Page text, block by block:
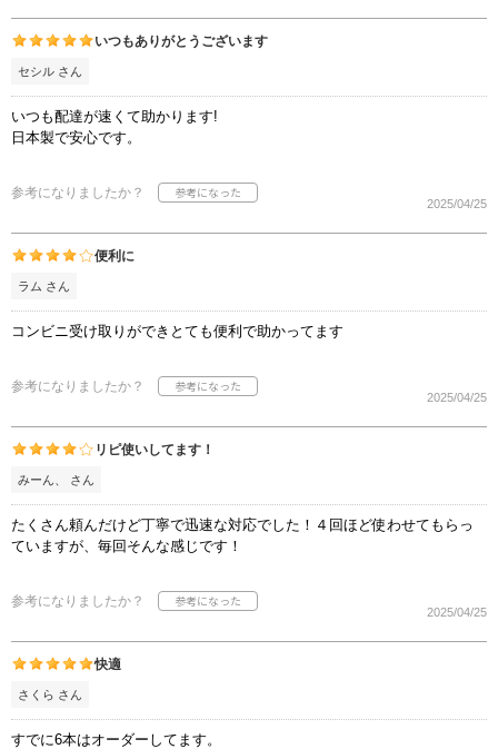
いつもありがとうございます
セシル さん
いつも配達が速くて助かります!
日本製で安心です。
参考になりましたか？
2025/04/25
便利に
ラム さん
コンビニ受け取りができとても便利で助かってます
参考になりましたか？
2025/04/25
リピ使いしてます！
みーん、 さん
たくさん頼んだけど丁寧で迅速な対応でした！４回ほど使わせてもらっ
ていますが、毎回そんな感じです！
参考になりましたか？
2025/04/25
快適
さくら さん
すでに6本はオーダーしてます。